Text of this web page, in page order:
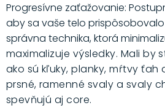
Progresívne zaťažovanie:
aby sa vaše telo
správna technika, ktorá
maximalizuje výsledky. Mali by
ako sú kľuky, planky, mŕtvy ťah
prsné, ramenné svaly a svaly
spevňujú aj core.